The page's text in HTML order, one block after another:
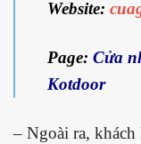
Website:
Page: Cửa
Kotdoor
– Ngoài ra, khách